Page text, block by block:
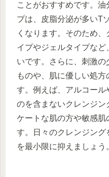
ことがおすすめです。
プは、皮脂分泌が多いT
くなります。そのため
イプやジェルタイプなど
いです。さらに、刺激
ものや、肌に優しい処
す。例えば、アルコール
のを含まないクレンジン
ケートな肌の方や敏感
す。日々のクレンジン
を最小限に抑えましょう